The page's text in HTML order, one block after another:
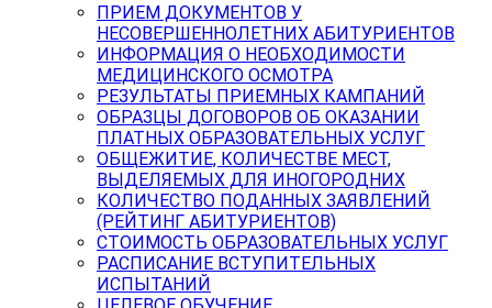
ПРИЕМ ДОКУМЕНТОВ У
НЕСОВЕРШЕННОЛЕТНИХ АБИТУРИЕНТОВ
ИНФОРМАЦИЯ О НЕОБХОДИМОСТИ
МЕДИЦИНСКОГО ОСМОТРА
РЕЗУЛЬТАТЫ ПРИЕМНЫХ КАМПАНИЙ
ОБРАЗЦЫ ДОГОВОРОВ ОБ ОКАЗАНИИ
ПЛАТНЫХ ОБРАЗОВАТЕЛЬНЫХ УСЛУГ
ОБЩЕЖИТИЕ, КОЛИЧЕСТВЕ МЕСТ,
ВЫДЕЛЯЕМЫХ ДЛЯ ИНОГОРОДНИХ
КОЛИЧЕСТВО ПОДАННЫХ ЗАЯВЛЕНИЙ
(РЕЙТИНГ АБИТУРИЕНТОВ)
СТОИМОСТЬ ОБРАЗОВАТЕЛЬНЫХ УСЛУГ
РАСПИСАНИЕ ВСТУПИТЕЛЬНЫХ
ИСПЫТАНИЙ